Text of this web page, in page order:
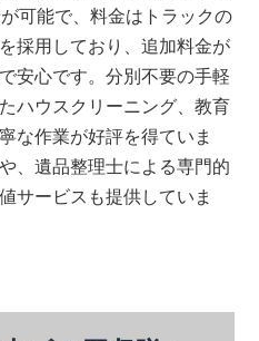
可能で、料金はトラックの
採用しており、追加料金が
安心です。分別不要の手軽
ハウスクリーニング、教育
な作業が好評を得ていま
、遺品整理士による専門的
サービスも提供していま